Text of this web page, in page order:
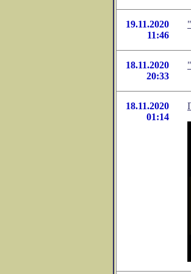
19.11.2020
11:46
18.11.2020
20:33
18.11.2020
01:14